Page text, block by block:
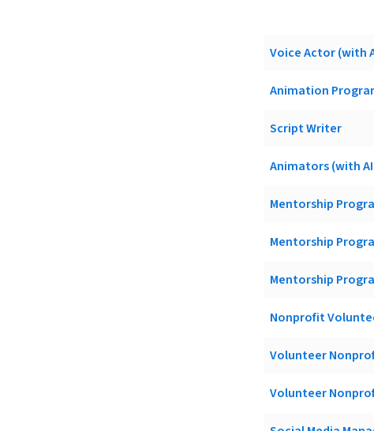
Voice Actor (with
Animation
Script Writer
Animators (with
Mentorship
Mentorship
Mentorship
Nonprofit
Volunteer
Volunteer